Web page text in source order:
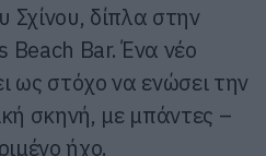
Σχίνου, δίπλα στην
Bar. Ένα νέο
ως στόχο να ενώσει την
σκηνή, με μπάντες –
ήχο.